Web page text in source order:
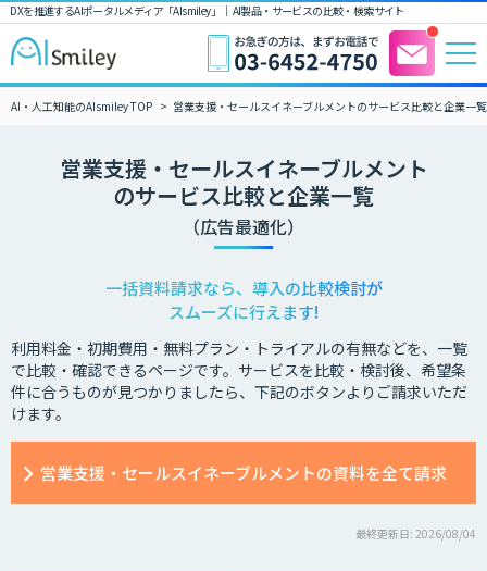
DXを推進するAIポータルメディア「AIsmiley」｜ AI製品・サービスの比較・検索サイト
AI・人工知能のAIsmiley TOP 営業支援・セールスイネーブルメントのサービス比較と企業一
営業支援・セールスイネーブルメント
のサービス比較と企業一覧
（広告最適化）
一括資料請求なら、導入の比較検討が
スムーズに行えます!
利用料金・初期費用・無料プラン・トライアルの有無などを、一覧
で比較・確認できるページです。サービスを比較・検討後、希望条
件に合うものが見つかりましたら、下記のボタンよりご請求いただ
けます。
営業支援・セールスイネーブルメントの資料を全て請求
最終更新日: 2026/08/04